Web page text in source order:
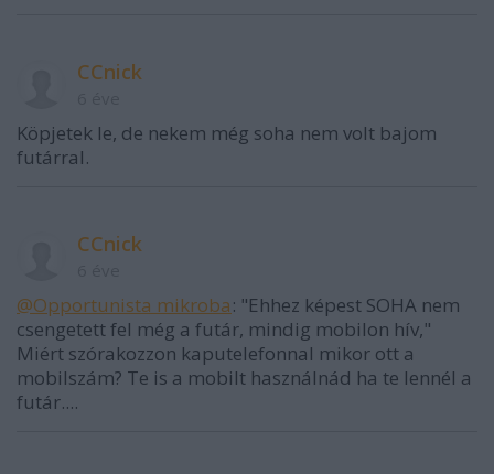
CCnick
Köpjetek le, de nekem még soha nem volt bajom
futárral.
CCnick
@Opportunista mikroba: "Ehhez képest SOHA nem
csengetett fel még a futár, mindig mobilon hív,"
Miért szórakozzon kaputelefonnal mikor ott a
mobilszám? Te is a mobilt használnád ha te lennél a
futár....